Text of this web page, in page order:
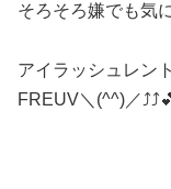
そろそろ嫌でも気
アイラッシュレン
FREUV＼(^^)／